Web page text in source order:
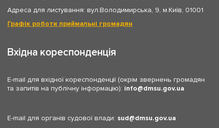
Адреса для листування: вул.Володимирська, 9, м.Київ, 01001
Графік роботи приймальні громадян
Вхідна кореспонденція
E-mail для вхідної кореспонденції (окрім звернень громадян
та запитів на публічну інформацію): info dmsu.gov.ua
E-mail для органів судової влади: sud dmsu.gov.ua